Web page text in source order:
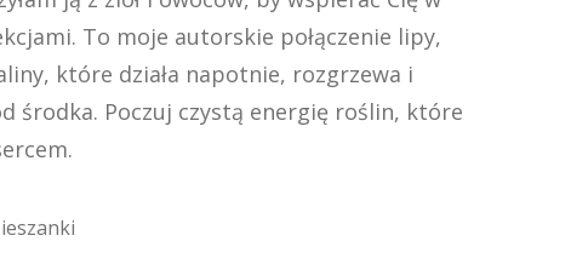
To moje autorskie połączenie lipy,
które działa napotnie, rozgrzewa i
środka. Poczuj czystą energię roślin, które